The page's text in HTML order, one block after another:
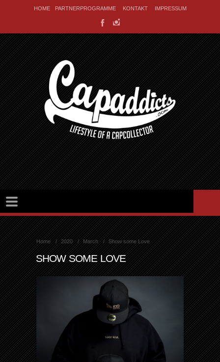
HOME PARTNERPROGRAMME KONTAKT IMPRESSUM
Home 2020 March Show some Love
SHOW SOME LOVE